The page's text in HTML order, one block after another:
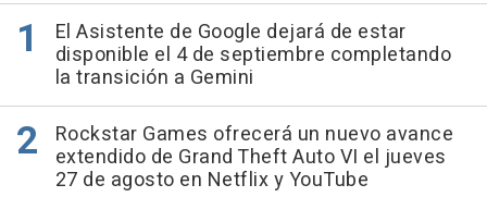
El Asistente de Google dejará de estar
disponible el 4 de septiembre completando
la transición a Gemini
Rockstar Games ofrecerá un nuevo avance
extendido de Grand Theft Auto VI el jueves
27 de agosto en Netflix y YouTube